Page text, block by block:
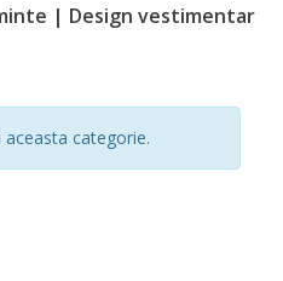
| Design vestimentar
categorie.